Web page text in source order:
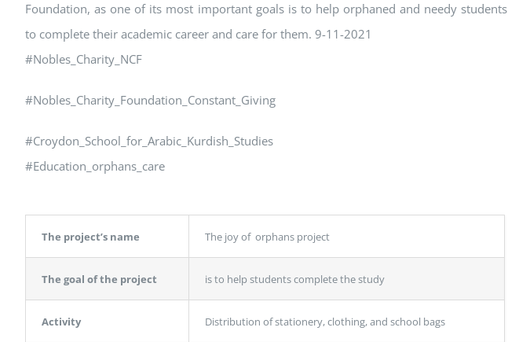
Foundation, as one of its most important goals is to help orphaned and needy students
to complete their academic career and care for them. 9-11-2021
#Nobles_Charity_NCF
#Nobles_Charity_Foundation_Constant_Giving
#Croydon_School_for_Arabic_Kurdish_Studies
#Education_orphans_care
The project’s name The joy of orphans project
The goal of the project is to help students complete the study
Activity Distribution of stationery, clothing, and school bags